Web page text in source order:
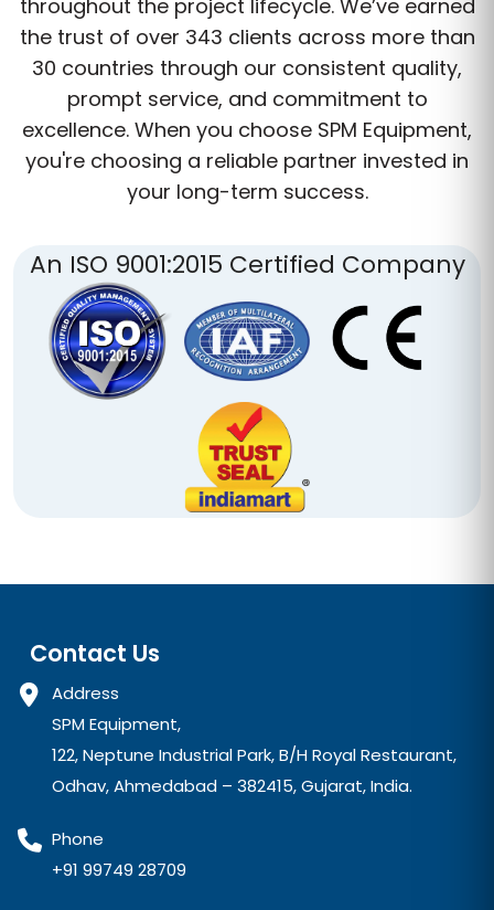
throughout the project lifecycle. We’ve earned
the trust of over 343 clients across more than
30 countries through our consistent quality,
prompt service, and commitment to
excellence. When you choose SPM Equipment,
you're choosing a reliable partner invested in
your long-term success.
An ISO 9001:2015 Certified Company
Contact Us
Address
SPM Equipment,
122, Neptune Industrial Park, B/H Royal Restaurant,
Odhav, Ahmedabad – 382415, Gujarat, India.
Phone
+91 99749 28709